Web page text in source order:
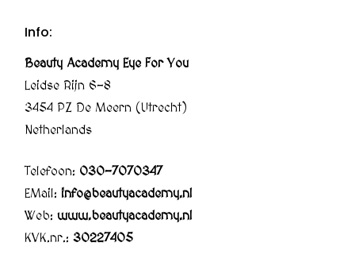
Info:
Beauty Academy Eye For You
Leidse Rijn 6-8
3454 PZ De Meern (Utrecht)
Netherlands
Telefoon: 030-7070347
EMail: info@beautyacademy.nl
Web: www.beautyacademy.nl
KVK.nr.: 30227405